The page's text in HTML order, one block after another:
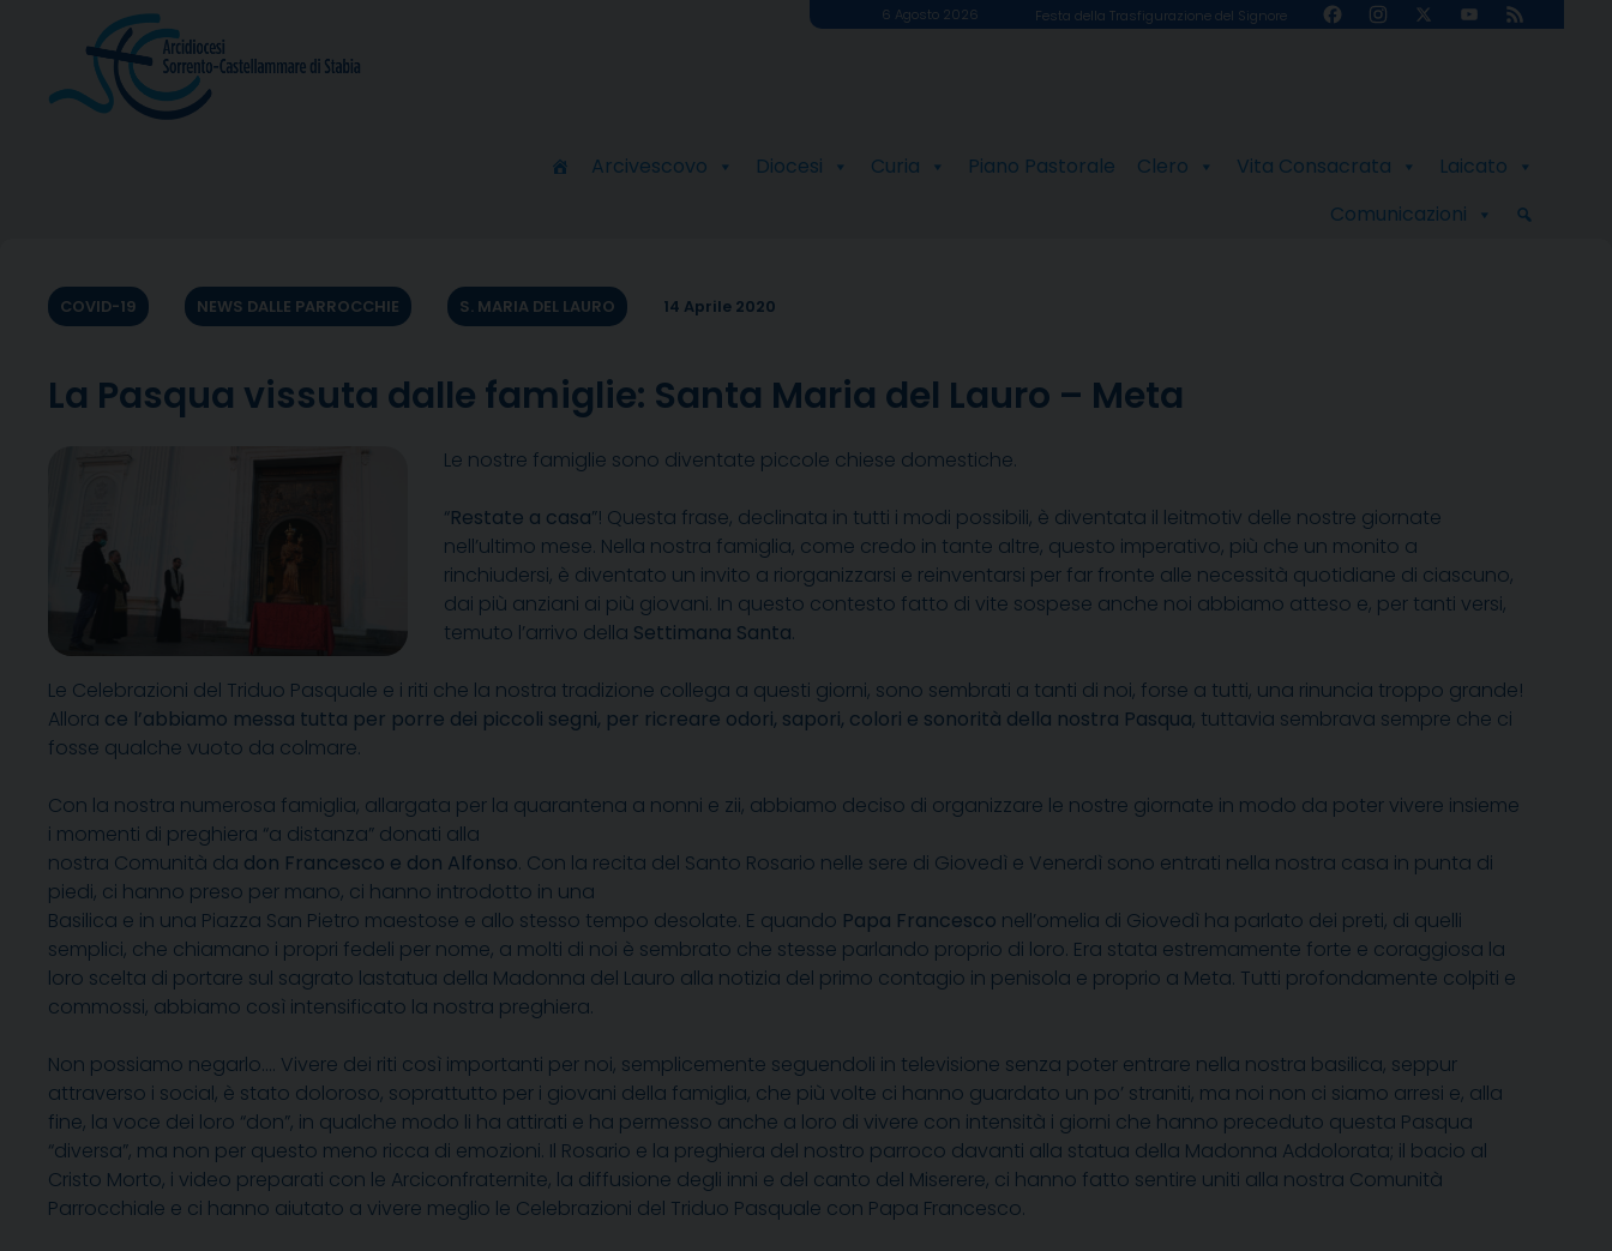
6 Agosto 2026 Festa della Trasfigurazione del Signore FacebookInstagram
X
YouTube
Feed
Arcivescovo Diocesi Curia Piano Pastorale Clero Vita Consacrata
Laicato
Comunicazioni
COVID-19 NEWS DALLE PARROCCHIE S. MARIA DEL LAURO 14 Aprile 2020
La Pasqua vissuta dalle famiglie: Santa Maria del Lauro – Meta
Le nostre famiglie sono diventate piccole chiese domestiche.
“Restate a casa”! Questa frase, declinata in tutti i modi possibili, è diventata il leitmotiv delle nostre giornate
nell’ultimo mese. Nella nostra famiglia, come credo in tante altre, questo imperativo, più che un monito a
rinchiudersi, è diventato un invito a riorganizzarsi e reinventarsi per far fronte alle necessità quotidiane di ciascuno,
dai più anziani ai più giovani. In questo contesto fatto di vite sospese anche noi abbiamo atteso e, per tanti versi,
temuto l’arrivo della Settimana Santa.
Le Celebrazioni del Triduo Pasquale e i riti che la nostra tradizione collega a questi giorni, sono sembrati a tanti di noi, forse a tutti, una rinuncia troppo grande!
Allora ce l’abbiamo messa tutta per porre dei piccoli segni, per ricreare odori, sapori, colori e sonorità della nostra Pasqua, tuttavia sembrava sempre che ci
fosse qualche vuoto da colmare.
Con la nostra numerosa famiglia, allargata per la quarantena a nonni e zii, abbiamo deciso di organizzare le nostre giornate in modo da poter vivere insieme
i momenti di preghiera “a distanza” donati alla
nostra Comunità da don Francesco e don Alfonso. Con la recita del Santo Rosario nelle sere di Giovedì e Venerdì sono entrati nella nostra casa in punta di
piedi, ci hanno preso per mano, ci hanno introdotto in una
Basilica e in una Piazza San Pietro maestose e allo stesso tempo desolate. E quando Papa Francesco nell’omelia di Giovedì ha parlato dei preti, di quelli
semplici, che chiamano i propri fedeli per nome, a molti di noi è sembrato che stesse parlando proprio di loro. Era stata estremamente forte e coraggiosa la
loro scelta di portare sul sagrato lastatua della Madonna del Lauro alla notizia del primo contagio in penisola e proprio a Meta. Tutti profondamente colpiti e
commossi, abbiamo così intensificato la nostra preghiera.
Non possiamo negarlo…. Vivere dei riti così importanti per noi, semplicemente seguendoli in televisione senza poter entrare nella nostra basilica, seppur
attraverso i social, è stato doloroso, soprattutto per i giovani della famiglia, che più volte ci hanno guardato un po’ straniti, ma noi non ci siamo arresi e, alla
fine, la voce dei loro “don”, in qualche modo li ha attirati e ha permesso anche a loro di vivere con intensità i giorni che hanno preceduto questa Pasqua
“diversa”, ma non per questo meno ricca di emozioni. Il Rosario e la preghiera del nostro parroco davanti alla statua della Madonna Addolorata; il bacio al
Cristo Morto, i video preparati con le Arciconfraternite, la diffusione degli inni e del canto del Miserere, ci hanno fatto sentire uniti alla nostra Comunità
Parrocchiale e ci hanno aiutato a vivere meglio le Celebrazioni del Triduo Pasquale con Papa Francesco.